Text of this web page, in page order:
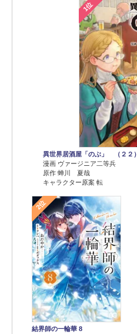
1位
異世界居酒屋「のぶ」 （２２）
漫画 ヴァージニア二等兵
原作 蝉川 夏哉
キャラクター原案 転
2位
結界師の一輪華 8